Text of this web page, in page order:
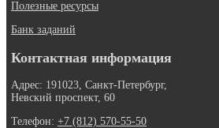
Полезные ресурсы
Банк заданий
Контактная информация
Адрес: 191023, Санкт-Петербург,
Невский проспект, 60
Телефон: +7 (812) 570-55-50